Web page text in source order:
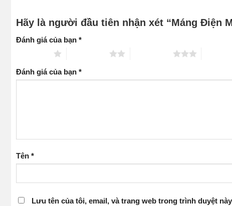
Hãy là người đầu tiên nhận xét “Máng Điện
Đánh giá của bạn *
Đánh giá của bạn *
Tên *
Lưu tên của tôi, email, và trang web trong trình duyệt